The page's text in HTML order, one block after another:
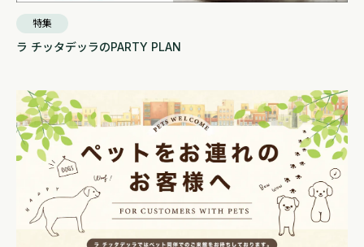
特集
ラ チッタデッラのPARTY PLAN